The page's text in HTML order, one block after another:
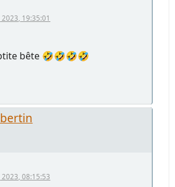
2023, 19:35:01
bête 🤣🤣🤣🤣
2023, 08:15:53